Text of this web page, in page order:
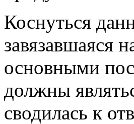
Коснуться
завязавшаяся
основными
должны
сводилась к